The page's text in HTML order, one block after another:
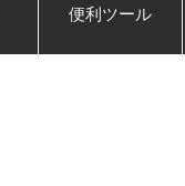
便利ツール